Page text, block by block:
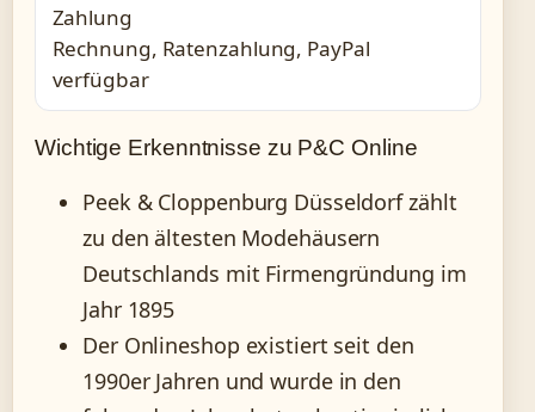
Zahlung
Rechnung, Ratenzahlung, PayPal
verfügbar
Wichtige Erkenntnisse zu P&C Online
Peek & Cloppenburg Düsseldorf zählt
zu den ältesten Modehäusern
Deutschlands mit Firmengründung im
Jahr 1895
Der Onlineshop existiert seit den
1990er Jahren und wurde in den